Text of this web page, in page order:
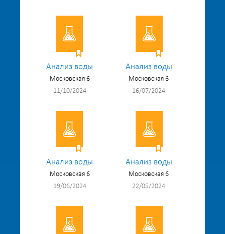
Анализ воды
Московская 6
11/10/2024
Анализ воды
Московская 6
16/07/2024
Анализ воды
Московская 6
19/06/2024
Анализ воды
Московская 6
22/05/2024